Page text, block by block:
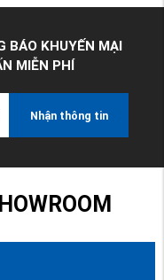
BÁO KHUYẾN MẠI
MIỄN PHÍ
Nhận thông tin